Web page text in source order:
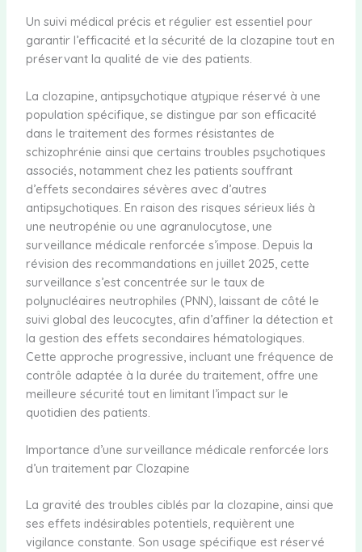
Un suivi médical précis et régulier est essentiel pour
garantir l’efficacité et la sécurité de la clozapine tout en
préservant la qualité de vie des patients.
La clozapine, antipsychotique atypique réservé à une
population spécifique, se distingue par son efficacité
dans le traitement des formes résistantes de
schizophrénie ainsi que certains troubles psychotiques
associés, notamment chez les patients souffrant
d’effets secondaires sévères avec d’autres
antipsychotiques. En raison des risques sérieux liés à
une neutropénie ou une agranulocytose, une
surveillance médicale renforcée s’impose. Depuis la
révision des recommandations en juillet 2025, cette
surveillance s’est concentrée sur le taux de
polynucléaires neutrophiles (PNN), laissant de côté le
suivi global des leucocytes, afin d’affiner la détection et
la gestion des effets secondaires hématologiques.
Cette approche progressive, incluant une fréquence de
contrôle adaptée à la durée du traitement, offre une
meilleure sécurité tout en limitant l’impact sur le
quotidien des patients.
Importance d’une surveillance médicale renforcée lors
d’un traitement par Clozapine
La gravité des troubles ciblés par la clozapine, ainsi que
ses effets indésirables potentiels, requièrent une
vigilance constante. Son usage spécifique est réservé